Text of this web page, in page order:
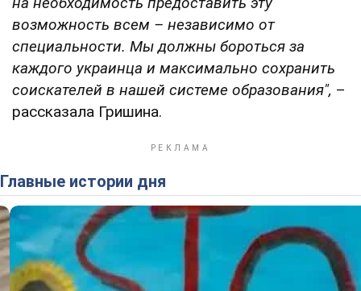
возможность всем – независимо от
специальности. Мы должны бороться за
каждого украинца и максимально сохранить
соискателей в нашей системе образования", –
рассказала Гришина.
Главные истории дня